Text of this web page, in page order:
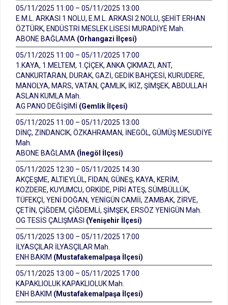
05/11/2025 11:00 – 05/11/2025 13:00
E.M.L. ARKASI 1 NOLU, E.M.L. ARKASI 2 NOLU, ŞEHİT ERHAN
ÖZTÜRK, ENDÜSTRİ MESLEK LİSESİ MURADİYE Mah.
ABONE BAĞLAMA (Orhangazi İlçesi)
05/11/2025 11:00 – 05/11/2025 17:00
1.KAYA, 1.MELTEM, 1.ÇİÇEK, ANKA ÇIKMAZI, ANT,
CANKURTARAN, DURAK, GAZİ, GEDİK BAHÇESİ, KURUDERE,
MANOLYA, MARS, VATAN, ÇAMLIK, İKİZ, ŞİMŞEK, ABDULLAH
ASLAN KUMLA Mah.
AG PANO DEĞİŞİMİ (Gemlik İlçesi)
05/11/2025 11:00 – 05/11/2025 13:00
DİNÇ, ZİNDANCIK, ÖZKAHRAMAN, İNEGÖL, GÜMÜŞ MESUDİYE
Mah.
ABONE BAĞLAMA (İnegöl İlçesi)
05/11/2025 12:30 – 05/11/2025 14:30
AKÇEŞME, ALTIEYLÜL, FİDAN, GÜNEŞ, KAYA, KERİM,
KOZDERE, KUYUMCU, ORKİDE, PİRİ ATEŞ, SÜMBÜLLÜK,
TÜFEKÇİ, YENİ DOĞAN, YENİGÜN CAMİİ, ZAMBAK, ZİRVE,
ÇETİN, ÇİĞDEM, ÇİĞDEMLİ, ŞİMŞEK, ERSÖZ YENİGÜN Mah.
OG TESİS ÇALIŞMASI (Yenişehir İlçesi)
05/11/2025 13:00 – 05/11/2025 17:00
İLYASÇILAR İLYASÇILAR Mah.
ENH BAKIM (Mustafakemalpaşa İlçesi)
05/11/2025 13:00 – 05/11/2025 17:00
KAPAKLIOLUK KAPAKLIOLUK Mah.
ENH BAKIM (Mustafakemalpaşa İlçesi)